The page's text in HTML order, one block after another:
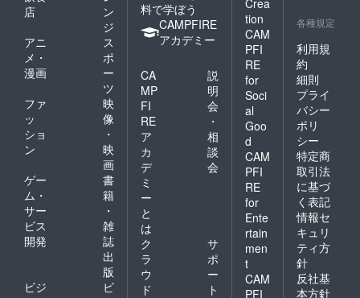
店
ン
ジ
アニ
メ・
漫画
ス
ポ
ー
ツ
ファ
ッ
ショ
ン
映
像
・
映
画
ゲー
ム・
サー
ビス
開発
書
籍
・
雑
誌
出
版
ビジ
ビ
料で学ぼう
CAMPFIRE
アカデミー
CA
MP
FI
RE
ア
カ
デ
ミ
ー
と
は
説
明
会
・
相
談
会
ク
ラ
ウ
ド
サ
ポ
ー
ト
tion
CAM
PFI
RE
for
Soci
al
Goo
d
CAM
PFI
RE
for
Ente
rtain
men
t
CAM
PFI
各種規定
利用規
約
細則
プライ
バシー
ポリ
シー
特定商
取引法
に基づ
く表記
情報セ
キュリ
ティ方
針
反社基
本方針